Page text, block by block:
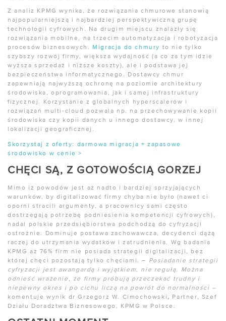
Z analiz KPMG wynika, że rozwiązania chmurowe stanowią
najpopularniejszą i najbardziej perspektywiczną grupę
technologii cyfrowych. Na drugim miejscu znalazły się
rozwiązania mobilne, na trzecim automatyzacja i robotyzacja
procesów biznesowych.
Migracja do chmury to nie tylko
szybszy rozwój firmy, większa wydajność (a co za tym idzie
wyższa sprzedaż i niższe koszty), ale i podstawa jej
bezpieczeństwa informatycznego. Dostawcy chmur
zapewniają najwyższą ochronę na poziomie architektury
środowiska, oprogramowania, jak i samej infrastruktury
fizycznej. Korzystanie z globalnych hyperscalerów i
rozwiązań multi-cloud pozwala np. na przechowywanie kopii
środowiska czy kopii danych u innego dostawcy, w innej
lokalizacji geograficznej.
Skorzystaj z oferty: darmowa migracja + zapasowe
środowisko w cenie >
CHĘCI SĄ, Z GOTOWOŚCIĄ GORZEJ
Mimo iż powodów jest aż nadto i bardziej sprzyjających
warunków, by digitalizować firmy chyba nie było (nawet ci
oporni stracili argumenty, a pracownicy sami często
dostrzegają potrzebę podniesienia kompetencji cyfrowych),
nadal polskie przedsiębiorstwa podchodzą do cyfryzacji
ostrożnie. Dominuje postawa zachowawcza, decydenci dążą
raczej do utrzymania wydatków i zatrudnienia. Wg badania
KPMG aż 76% firm nie posiada strategii digitalizacji, bez
której chęci pozostają tylko chęciami. –
Posiadanie strategii
cyfryzacji jest awangardą i wyjątkiem, nie regułą. Można
odnieść wrażenie, że firmy próbują przeczekać trudny i
niepewny okres i po cichu liczą na powrót do normalności –
komentuje wynik dr Grzegorz W. Cimochowski ,
Partner, Szef
Działu Doradztwa Biznesowego, KPMG w Polsce.